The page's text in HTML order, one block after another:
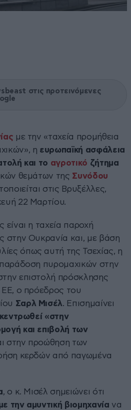
στις προτεινόμενες
με την «ταχεία προμήθεια
η ευρωπαϊκή ασφάλεια
και το αγροτικό ζήτημα
θεμάτων της Συνόδου
στις Βρυξέλλες,
22 Μαρτίου.
η ταχεία παροχή
στην Ουκρανία και, με βάση
όπως αυτή της Τσεχίας, η
παράδοση πυρομαχικών στην
επιστολή πρόσκλησης
ΕΕ, ο πρόεδρος του
Σαρλ Μισέλ. Επισημαίνει
«στην
και επιβολή των
στην προώθηση των
κερδών από παγωμένα
, ο κ. Μισέλ σημειώνει ότι
την αμυντική βιομηχανία να